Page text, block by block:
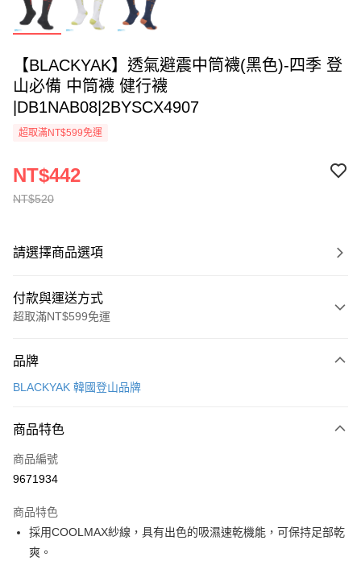
【BLACKYAK】透氣避震中筒襪(黑色)-四季 登
山必備 中筒襪 健行襪
|DB1NAB08|2BYSCX4907
超取滿NT$599免運
NT$520
NT$442
請選擇商品選項
付款與運送方式
超取滿NT$599免運
信用卡一次付款
LINE Pay
Apple Pay
悠遊付
Google Pay
品牌
BLACKYAK 韓國登山品牌
商品特色
商品編號
9671934
商品特色
採用COOLMAX紗線，具有出色的吸濕速乾機能，可保持足部乾
爽。